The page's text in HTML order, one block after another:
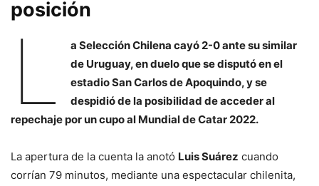
posición
L
a Selección Chilena cayó 2-0 ante su similar
de Uruguay, en duelo que se disputó en el
estadio San Carlos de Apoquindo, y se
despidió de la posibilidad de acceder al
repechaje por un cupo al Mundial de Catar 2022.
La apertura de la cuenta la anotó Luis Suárez cuando
corrían 79 minutos, mediante una espectacular chilenita,